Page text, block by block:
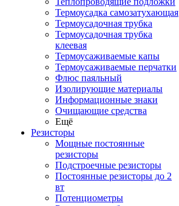
Термоусадка самозатухающая
Термоусадочная трубка
Термоусадочная трубка
клеевая
Термоусаживаемые капы
Термоусаживаемые перчатки
Флюс паяльный
Изолирующие материалы
Информационные знаки
Очищающие средства
Ещё
Резисторы
Мощные постоянные
резисторы
Подстроечные резисторы
Постоянные резисторы до 2
вт
Потенциометры